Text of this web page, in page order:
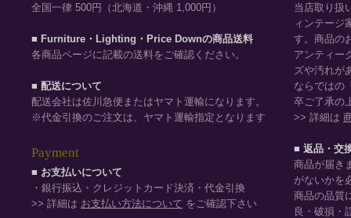
全国一律 500円（北海道・沖縄 1,000円）
■ Furniture・Lighting・Price Downの商品送料
各商品ページに記載の送料をご確認ください。
■ 配送について
配送会社は佐川急便またはヤマト運輸になります。
※代金引換のご注文は、ヤマト運輸指定となります
Payment
■ お支払いについて
・銀行振込・クレジットカード決済・代金引換
>> 詳細は お支払い方法について をご確認下さい
当店取り扱
ィンテージ
す。商品の
アンティー
ズや汚れが
ならではの
卒ご了承の
>> 詳細は
■ 返品・交
商品が届き
がないかを
商品の品質
良・破損・